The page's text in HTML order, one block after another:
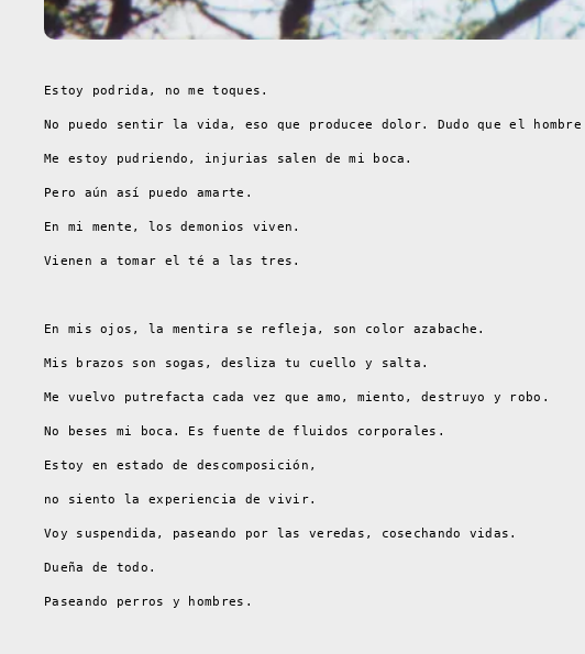
Estoy podrida, no me toques.
No puedo sentir la vida, eso que producee dolor. Dudo que el
Me estoy pudriendo, injurias salen de mi boca.
Pero aún así puedo amarte.
En mi mente, los demonios viven.
Vienen a tomar el té a las tres.
En mis ojos, la mentira se refleja, son color azabache.
Mis brazos son sogas, desliza tu cuello y salta.
Me vuelvo putrefacta cada vez que amo, miento, destruyo y robo.
No beses mi boca. Es fuente de fluidos corporales.
Estoy en estado de descomposición,
no siento la experiencia de vivir.
Voy suspendida, paseando por las veredas, cosechando vidas.
Dueña de todo.
Paseando perros y hombres.